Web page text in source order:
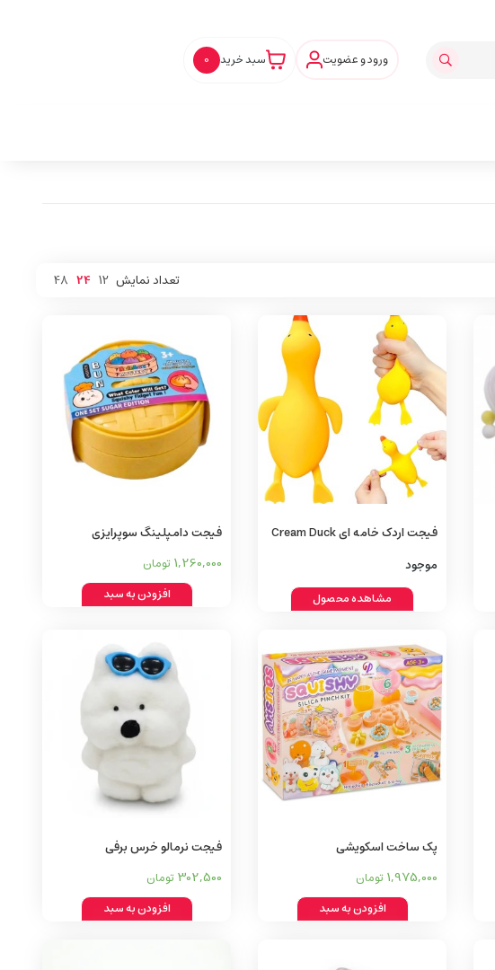
ورود و عضویت سبد خرید 0
تعداد نمایش 12
24
48
فیجت اردک خامه‌ ای Cream Duck
موجود
مشاهده محصول
فیجت دامپلینگ سوپرایزی
1,260,000تومان
افزودن به سبد
پک ساخت اسکویشی
1,975,000تومان
افزودن به سبد
فیجت نرمالو خرس برفی
302,500تومان
افزودن به سبد